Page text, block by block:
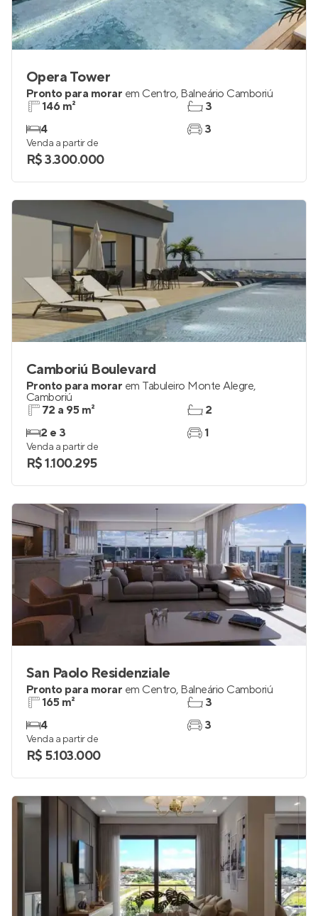
Opera Tower
Pronto para morar em Centro, Balneário Camboriú
146 m²
4
3
3
Venda a partir de
R$ 3.300.000
Camboriú Boulevard
Pronto para morar em Tabuleiro Monte Alegre,
Camboriú
72 a 95 m²
2 e 3
2
1
Venda a partir de
R$ 1.100.295
San Paolo Residenziale
Pronto para morar em Centro, Balneário Camboriú
165 m²
4
3
3
Venda a partir de
R$ 5.103.000